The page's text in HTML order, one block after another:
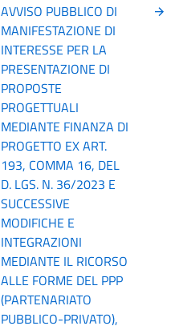
AVVISO PUBBLICO DI
MANIFESTAZIONE DI
INTERESSE PER LA
PRESENTAZIONE DI
PROPOSTE
PROGETTUALI
MEDIANTE FINANZA DI
PROGETTO EX ART.
193, COMMA 16, DEL
D. LGS. N. 36/2023 E
SUCCESSIVE
MODIFICHE E
INTEGRAZIONI
MEDIANTE IL RICORSO
ALLE FORME DEL PPP
(PARTENARIATO
PUBBLICO-PRIVATO),